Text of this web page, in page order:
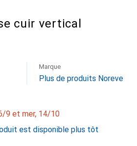
cuir vertical
Marque
Plus de produits Noreve
9 et mer, 14/10
est disponible plus tôt